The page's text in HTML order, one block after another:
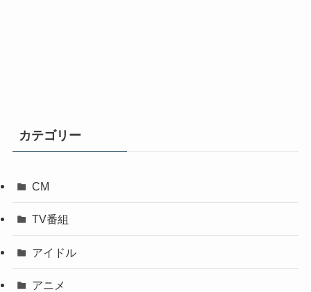
カテゴリー
CM
TV番組
アイドル
アニメ